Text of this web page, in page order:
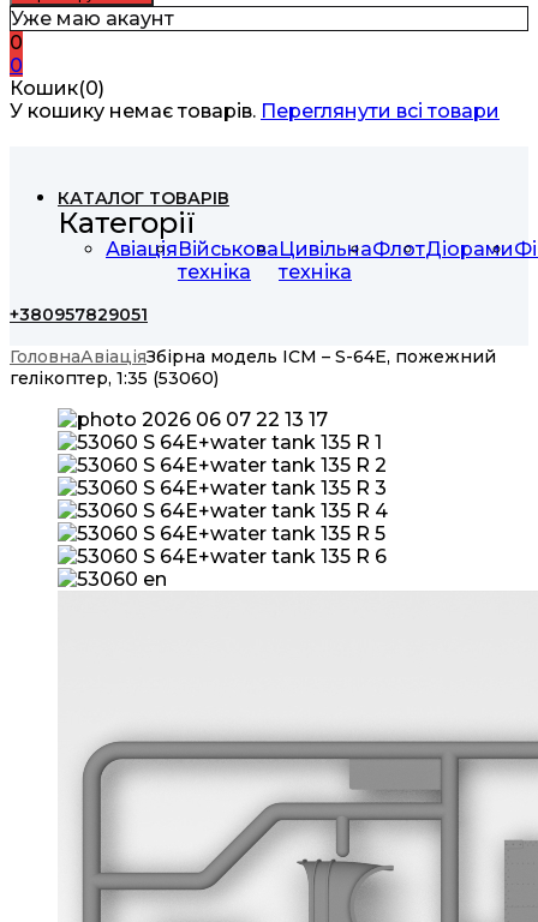
Уже маю акаунт
0
0
Кошик(0)
У кошику немає товарів. Переглянути всі товари
КАТАЛОГ ТОВАРІВ
Категорії
АвіаціяВійськова
техніка
Цивільна
техніка
ФлотДіорами
+380957829051
ГоловнаАвіаціяЗбірна модель ICM – S-64E, пожежний
гелікоптер, 1:35 (53060)